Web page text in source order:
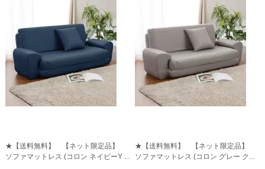
★【送料無料】 【ネット限定品】
ソファマットレス (コロン ネイビーY ...
★【送料無料】 【ネット限定品】
ソファマットレス (コロン グレー ク...